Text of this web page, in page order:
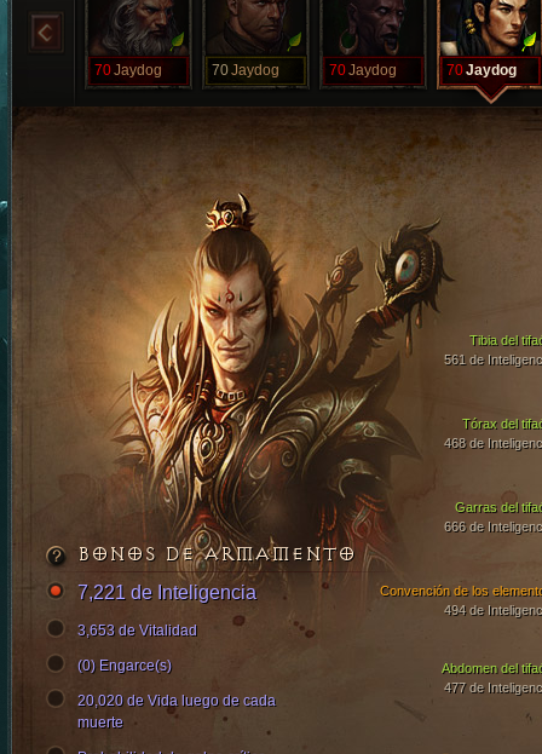
70Jaydog 70Jaydog 70Jaydog 70Jaydog
Tórax del
468 de
Garras del
666 de
Tibia del
561 de
Abdomen del
477 de
Convención de los
494 de
BONOS DE ARMAMENTO
7,221 de Inteligencia
3,653 de Vitalidad
(0) Engarce(s)
20,020 de Vida luego de cada
muerte